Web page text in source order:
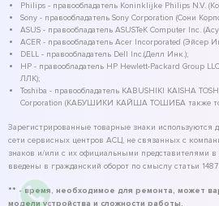
Philips - правообладатель Koninklijke Philips N.V.
Sony - правообладатель Sony Corporation (Сони
ASUS - правообладатель ASUSTeK Computer Inc.
ACER - правообладатель Acer Incorporated (Эйсер
DELL - правообладатель Dell Inc.(Делл Инк.);
HP - правообладатель HP Hewlett-Packard Group
ЛЛК);
Toshiba - правообладатель KABUSHIKI KAISHA
Corporation (КАБУШИКИ КАЙША ТОШИБА также
Зарегистрированные товарные знаки используются
сети сервисных центров АСЦ, не связанных с
знаков и/или с их официальными представителями
введены в гражданский оборот по смыслу статьи
** - время, необходимое для ремонта, может
модели устройства и сложности работы.